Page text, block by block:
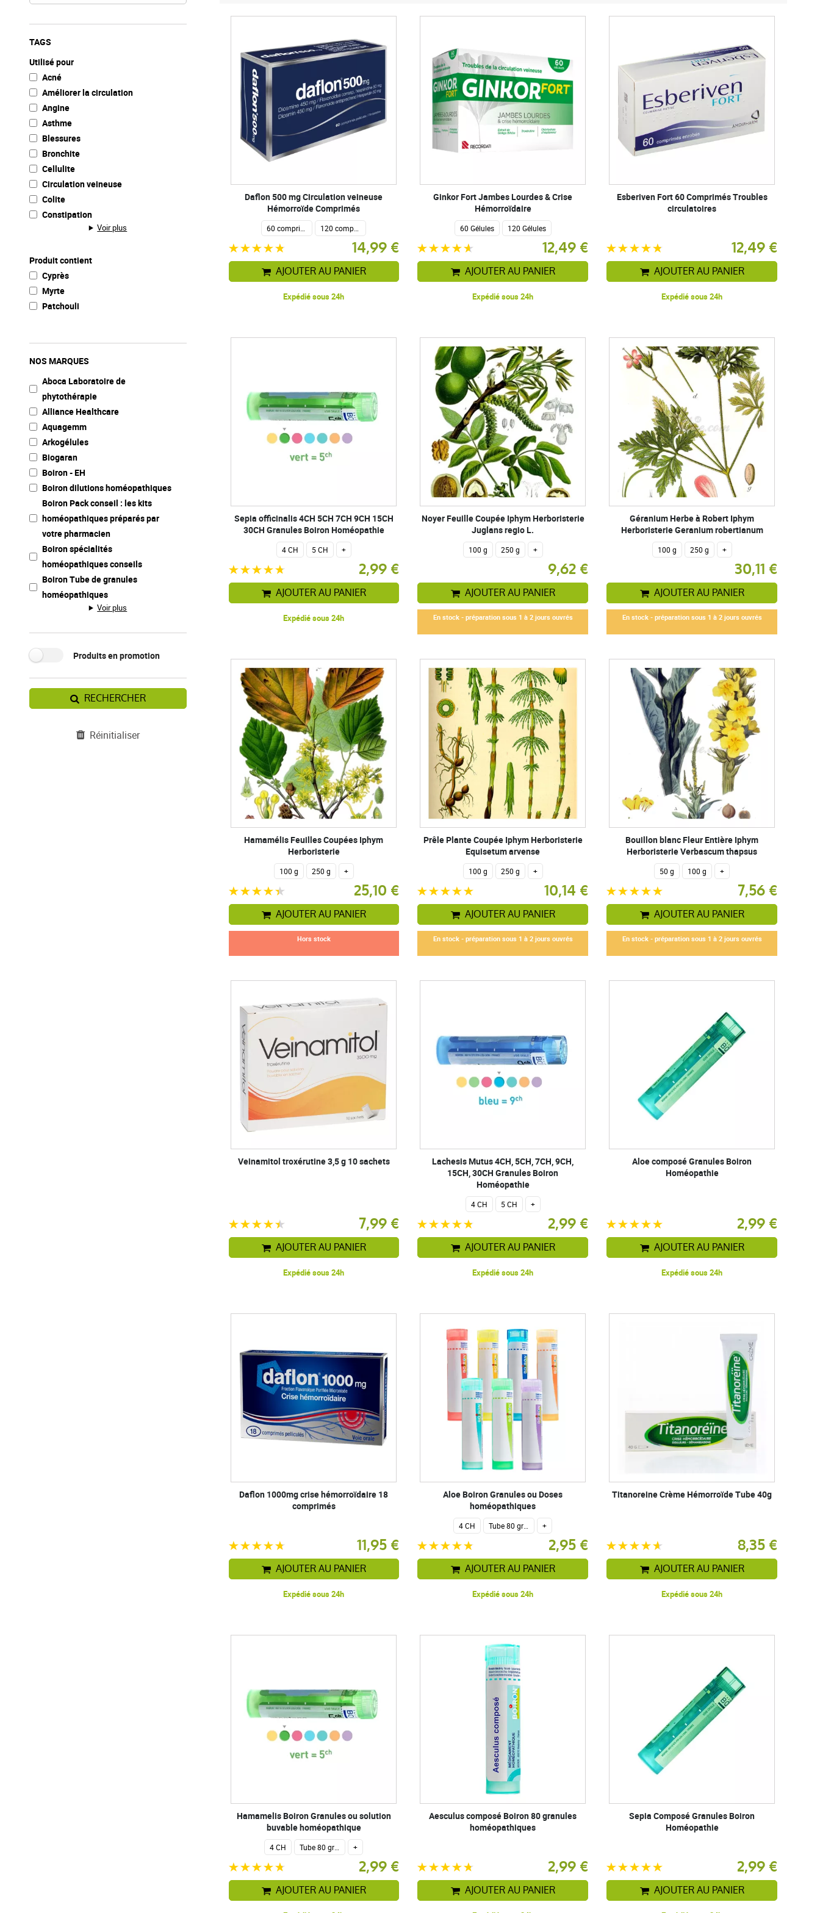
TAGS
Utilisé pour
Acné
Améliorer la circulation
Angine
Asthme
Blessures
Bronchite
Cellulite
Circulation veineuse
Colite
Constipation
Voir plus
Produit contient
Cyprès
Myrte
Patchouli
NOS MARQUES
Aboca Laboratoire de
phytothérapie
Alliance Healthcare
Aquagemm
Arkogélules
Biogaran
Boiron - EH
Boiron dilutions homéopathiques
Boiron Pack conseil : les kits
homéopathiques préparés par
votre pharmacien
Boiron spécialités
homéopathiques conseils
Boiron Tube de granules
homéopathiques
Voir plus
Produits en promotion
RECHERCHER
Réinitialiser
Daflon 500 mg Circulation veineuse
Hémorroïde Comprimés
14,99 €
AJOUTER AU PANIER
Expédié sous 24h
Ginkor Fort Jambes Lourdes & Crise
Hémorroïdaire
60 Gélules 120 Gélules
12,49 €
AJOUTER AU PANIER
Expédié sous 24h
Esberiven Fort 60 Comprimés Troubles
circulatoires
12,49 €
AJOUTER AU PANIER
Expédié sous 24h
Sepia officinalis 4CH 5CH 7CH 9CH 15CH
30CH Granules Boiron Homéopathie
4 CH 5 CH +
2,99 €
AJOUTER AU PANIER
Expédié sous 24h
Noyer Feuille Coupée Iphym Herboristerie
Juglans regio L.
100 g 250 g +
9,62 €
AJOUTER AU PANIER
En stock - préparation sous 1 à 2 jours ouvrés
Géranium Herbe à Robert Iphym
Herboristerie Geranium robertianum
100 g 250 g +
30,11 €
AJOUTER AU PANIER
En stock - préparation sous 1 à 2 jours ouvrés
Hamamélis Feuilles Coupées Iphym
Herboristerie
100 g 250 g +
25,10 €
AJOUTER AU PANIER
Hors stock
Prêle Plante Coupée Iphym Herboristerie
Equisetum arvense
100 g 250 g +
10,14 €
AJOUTER AU PANIER
En stock - préparation sous 1 à 2 jours ouvrés
Bouillon blanc Fleur Entière Iphym
Herboristerie Verbascum thapsus
50 g 100 g +
7,56 €
AJOUTER AU PANIER
En stock - préparation sous 1 à 2 jours ouvrés
Veinamitol troxérutine 3,5 g 10 sachets
7,99 €
AJOUTER AU PANIER
Expédié sous 24h
Lachesis Mutus 4CH, 5CH, 7CH, 9CH,
15CH, 30CH Granules Boiron
Homéopathie
4 CH 5 CH +
2,99 €
AJOUTER AU PANIER
Expédié sous 24h
Aloe composé Granules Boiron
Homéopathie
2,99 €
AJOUTER AU PANIER
Expédié sous 24h
Daflon 1000mg crise hémorroïdaire 18
comprimés
11,95 €
AJOUTER AU PANIER
Expédié sous 24h
Aloe Boiron Granules ou Doses
homéopathiques
4 CH +
2,95 €
AJOUTER AU PANIER
Expédié sous 24h
Titanoreine Crème Hémorroïde Tube 40g
8,35 €
AJOUTER AU PANIER
Expédié sous 24h
Hamamelis Boiron Granules ou solution
buvable homéopathique
4 CH +
2,99 €
AJOUTER AU PANIER
Aesculus composé Boiron 80 granules
homéopathiques
2,99 €
AJOUTER AU PANIER
Sepia Composé Granules Boiron
Homéopathie
2,99 €
AJOUTER AU PANIER